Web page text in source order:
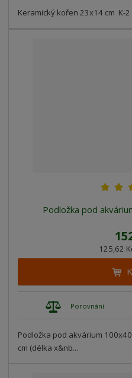
Keramický kořen 23x14 cm K-2
Podložka pod
125,62
Porovnání
Podložka pod akvárium 100x40
cm (délka x&nb...